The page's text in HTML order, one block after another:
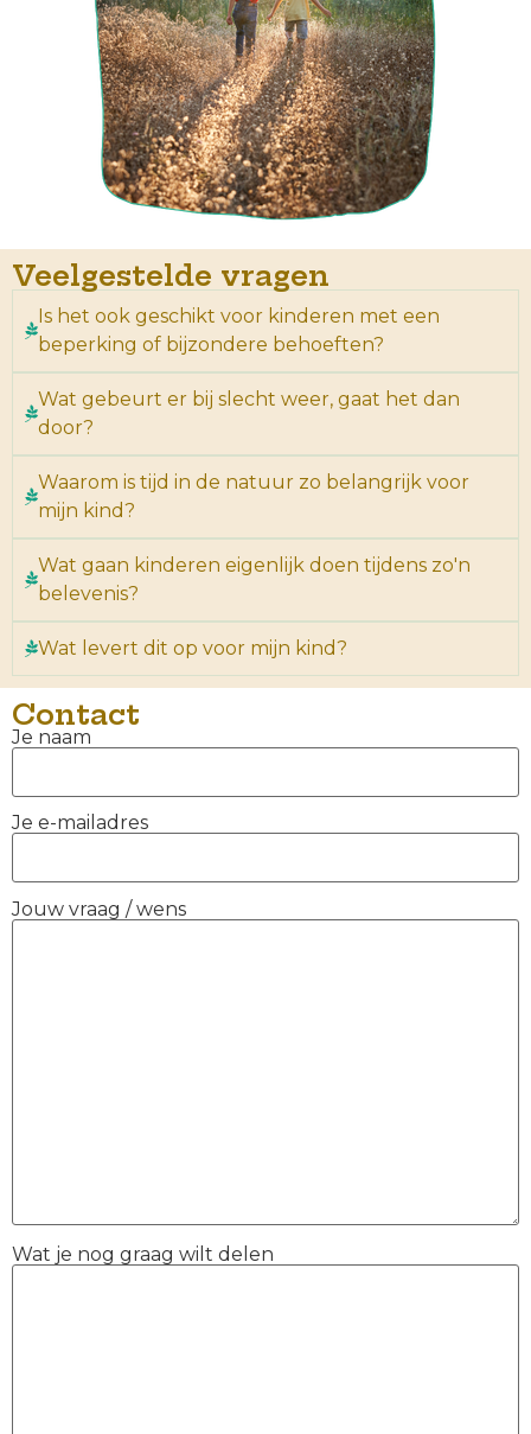
Veelgestelde vragen
Is het ook geschikt voor kinderen met een
beperking of bijzondere behoeften?
Wat gebeurt er bij slecht weer, gaat het dan
door?
Waarom is tijd in de natuur zo belangrijk voor
mijn kind?
Wat gaan kinderen eigenlijk doen tijdens zo'n
belevenis?
Wat levert dit op voor mijn kind?
Contact
Je naam
Je e-mailadres
Jouw vraag / wens
Wat je nog graag wilt delen